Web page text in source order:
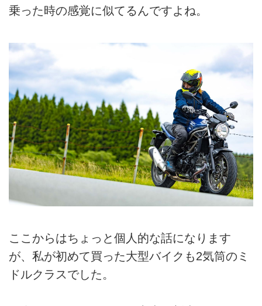
乗った時の感覚に似てるんですよね。
ここからはちょっと個人的な話になります
が、私が初めて買った大型バイクも2気筒のミ
ドルクラスでした。